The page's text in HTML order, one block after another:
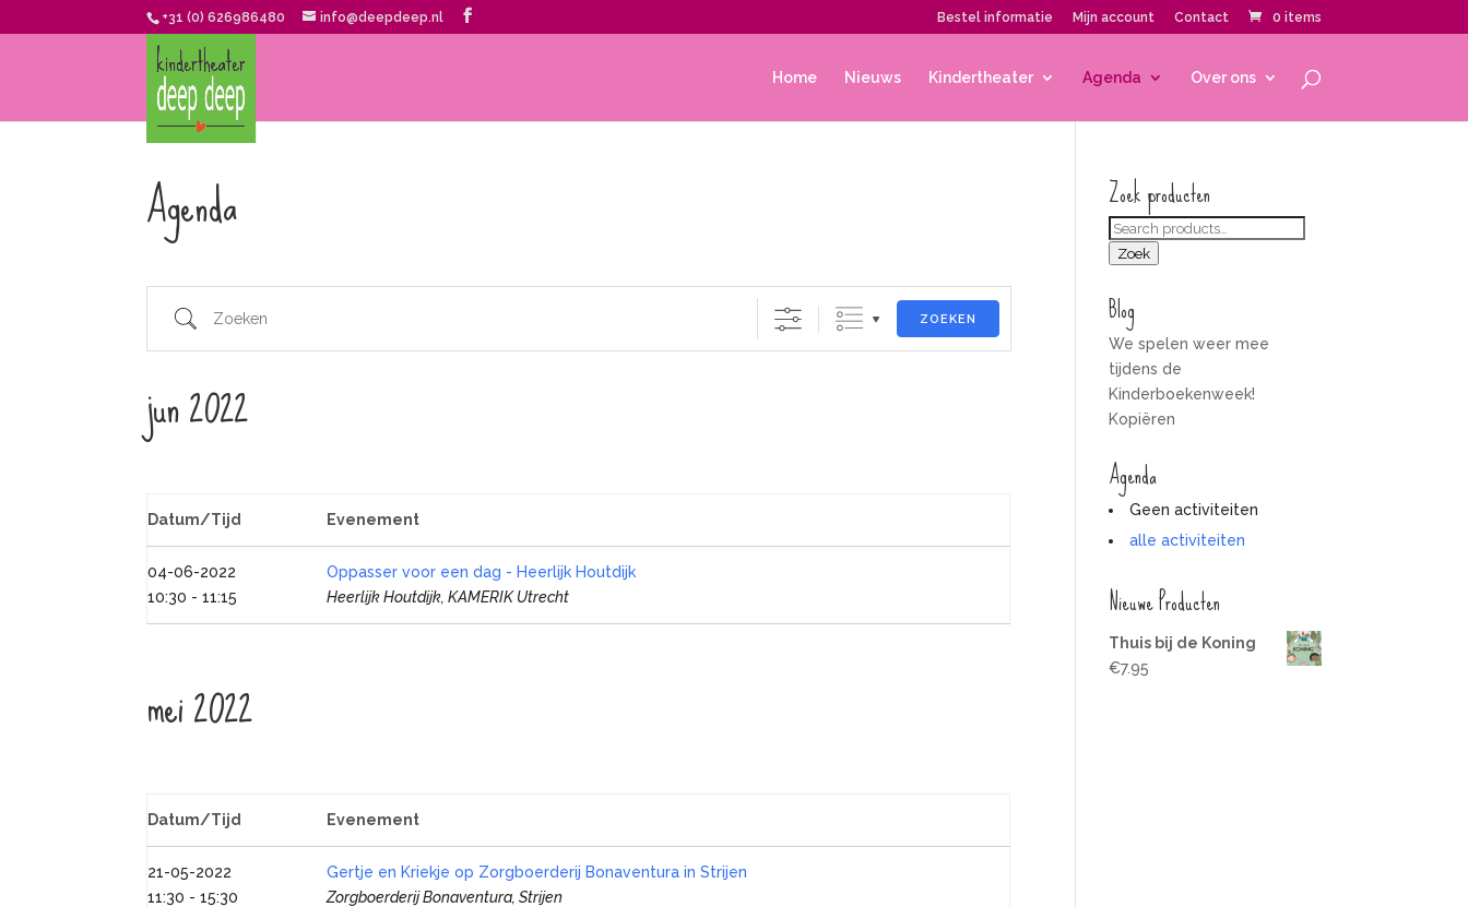
+31 (0) 626986480 info@deepdeep.nl Bestel informatie Mijn account Contact 0 items
Home Nieuws Kindertheater Agenda Over ons
Agenda
Zoeken
ZOEKEN
jun 2022
Datum/Tijd Evenement
04-06-2022
10:30 - 11:15
Oppasser voor een dag - Heerlijk Houtdijk
Heerlijk Houtdijk, KAMERIK Utrecht
mei 2022
Datum/Tijd Evenement
21-05-2022
11:30 - 15:30
Gertje en Kriekje op Zorgboerderij Bonaventura in Strijen
Zorgboerderij Bonaventura, Strijen
Zoek producten
Zoeken
voor:
Zoek
Blog
We spelen weer mee
tijdens de
Kinderboekenweek!
Kopiëren
Agenda
Geen activiteiten
alle activiteiten
Nieuwe Producten
Thuis bij de Koning
€7.95